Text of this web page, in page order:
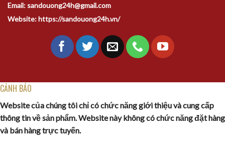
Email: sandouong24h@gmail.com
Website: https://sandouong24h.vn/
CẢNH BÁO
Website của chúng tôi chỉ có chức năng giới thiệu và cung cấp
thông tin về sản phẩm. Website này không có chức năng đặt hàng
và bán hàng trực tuyến.